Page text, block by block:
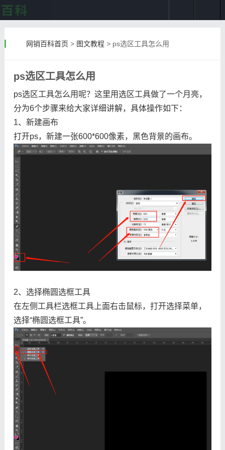
网销百科首页 > 图文教程 >ps选区工具怎么用
ps选区工具怎么用
ps选区工具怎么用呢？这里用选区工具做了一个月亮，
分为6个步骤来给大家详细讲解，具体操作如下：
1、新建画布
打开ps，新建一张600*600像素，黑色背景的画布。
2、选择椭圆选框工具
在左侧工具栏选框工具上面右击鼠标，打开选择菜单，
选择“椭圆选框工具”。